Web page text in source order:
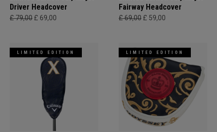
Driver Headcover
£ 79,00 £ 69,00
Fairway Headcover
£ 69,00 £ 59,00
LIMITED EDITION LIMITED EDITION